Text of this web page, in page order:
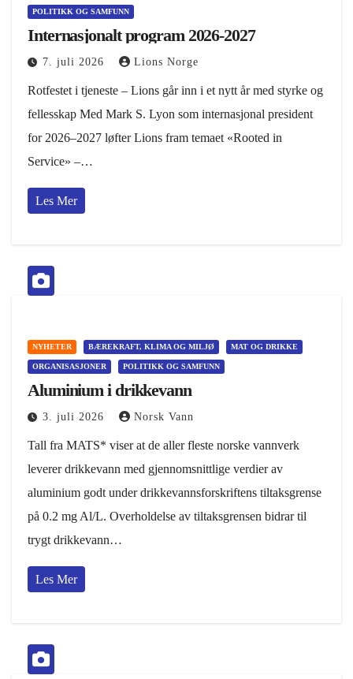
POLITIKK OG SAMFUNN
Internasjonalt program 2026-2027
7. juli 2026 Lions Norge
Rotfestet i tjeneste – Lions går inn i et nytt år med styrke og
fellesskap Med Mark S. Lyon som internasjonal president
for 2026–2027 løfter Lions fram temaet «Rooted in
Service» –…
Les Mer
NYHETER BÆREKRAFT, KLIMA OG MILJØ MAT OG DRIKKE
ORGANISASJONER POLITIKK OG SAMFUNN
Aluminium i drikkevann
3. juli 2026 Norsk Vann
Tall fra MATS* viser at de aller fleste norske vannverk
leverer drikkevann med gjennomsnittlige verdier av
aluminium godt under drikkevannsforskriftens tiltaksgrense
på 0.2 mg Al/L. Overholdelse av tiltaksgrensen bidrar til
trygt drikkevann…
Les Mer